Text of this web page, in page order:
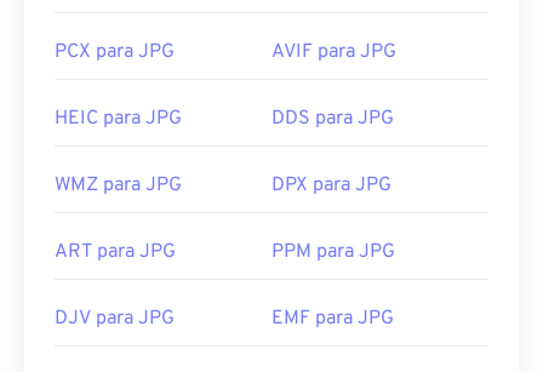
PCX para JPG AVIF para JPG
HEIC para JPG DDS para JPG
WMZ para JPG DPX para JPG
ART para JPG PPM para JPG
DJV para JPG EMF para JPG